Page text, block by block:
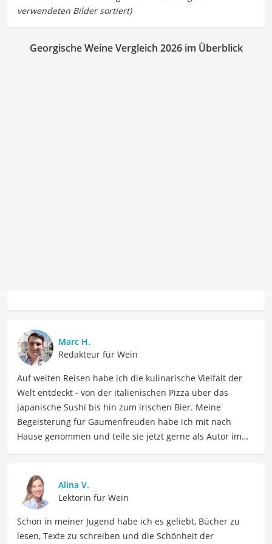
Georgische Weine Vergleich 2026 im Überblick
Marc H.
Redakteur für Wein
Auf weiten Reisen habe ich die kulinarische Vielfalt der
Welt entdeckt - von der italienischen Pizza über das
japanische Sushi bis hin zum irischen Bier. Meine
Begeisterung für Gaumenfreuden habe ich mit nach
Hause genommen und teile sie jetzt gerne als Autor im
Rezepte und die Vielfalt der kulinarischen Welt. Mein Ziel
ist es, Leser zu inspirieren, sich bewusst mit ihrer
Ernährung auseinanderzusetzen, neue
Geschmackserlebnisse zu entdecken und sowohl eine
gesunde als auch genussvolle Beziehung zu
Alina V.
Lektorin für Wein
Schon in meiner Jugend habe ich es geliebt, Bücher zu
lesen, Texte zu schreiben und die Schönheit der